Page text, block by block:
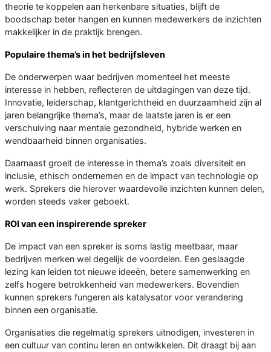
theorie te koppelen aan herkenbare situaties, blijft de
boodschap beter hangen en kunnen medewerkers de inzichten
makkelijker in de praktijk brengen.
Populaire thema’s in het bedrijfsleven
De onderwerpen waar bedrijven momenteel het meeste
interesse in hebben, reflecteren de uitdagingen van deze tijd.
Innovatie, leiderschap, klantgerichtheid en duurzaamheid zijn al
jaren belangrijke thema’s, maar de laatste jaren is er een
verschuiving naar mentale gezondheid, hybride werken en
wendbaarheid binnen organisaties.
Daarnaast groeit de interesse in thema’s zoals diversiteit en
inclusie, ethisch ondernemen en de impact van technologie op
werk. Sprekers die hierover waardevolle inzichten kunnen delen,
worden steeds vaker geboekt.
ROI van een inspirerende spreker
De impact van een spreker is soms lastig meetbaar, maar
bedrijven merken wel degelijk de voordelen. Een geslaagde
lezing kan leiden tot nieuwe ideeën, betere samenwerking en
zelfs hogere betrokkenheid van medewerkers. Bovendien
kunnen sprekers fungeren als katalysator voor verandering
binnen een organisatie.
Organisaties die regelmatig sprekers uitnodigen, investeren in
een cultuur van continu leren en ontwikkelen. Dit draagt bij aan